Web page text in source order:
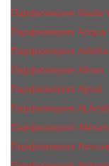
Парфюмерия Made
Парфюмерия Acqua
Парфюмерия Adisha
Парфюмерия Afnan
Парфюмерия Ajmal
Парфюмерия Aj
Парфюмерия
Парфюмерия